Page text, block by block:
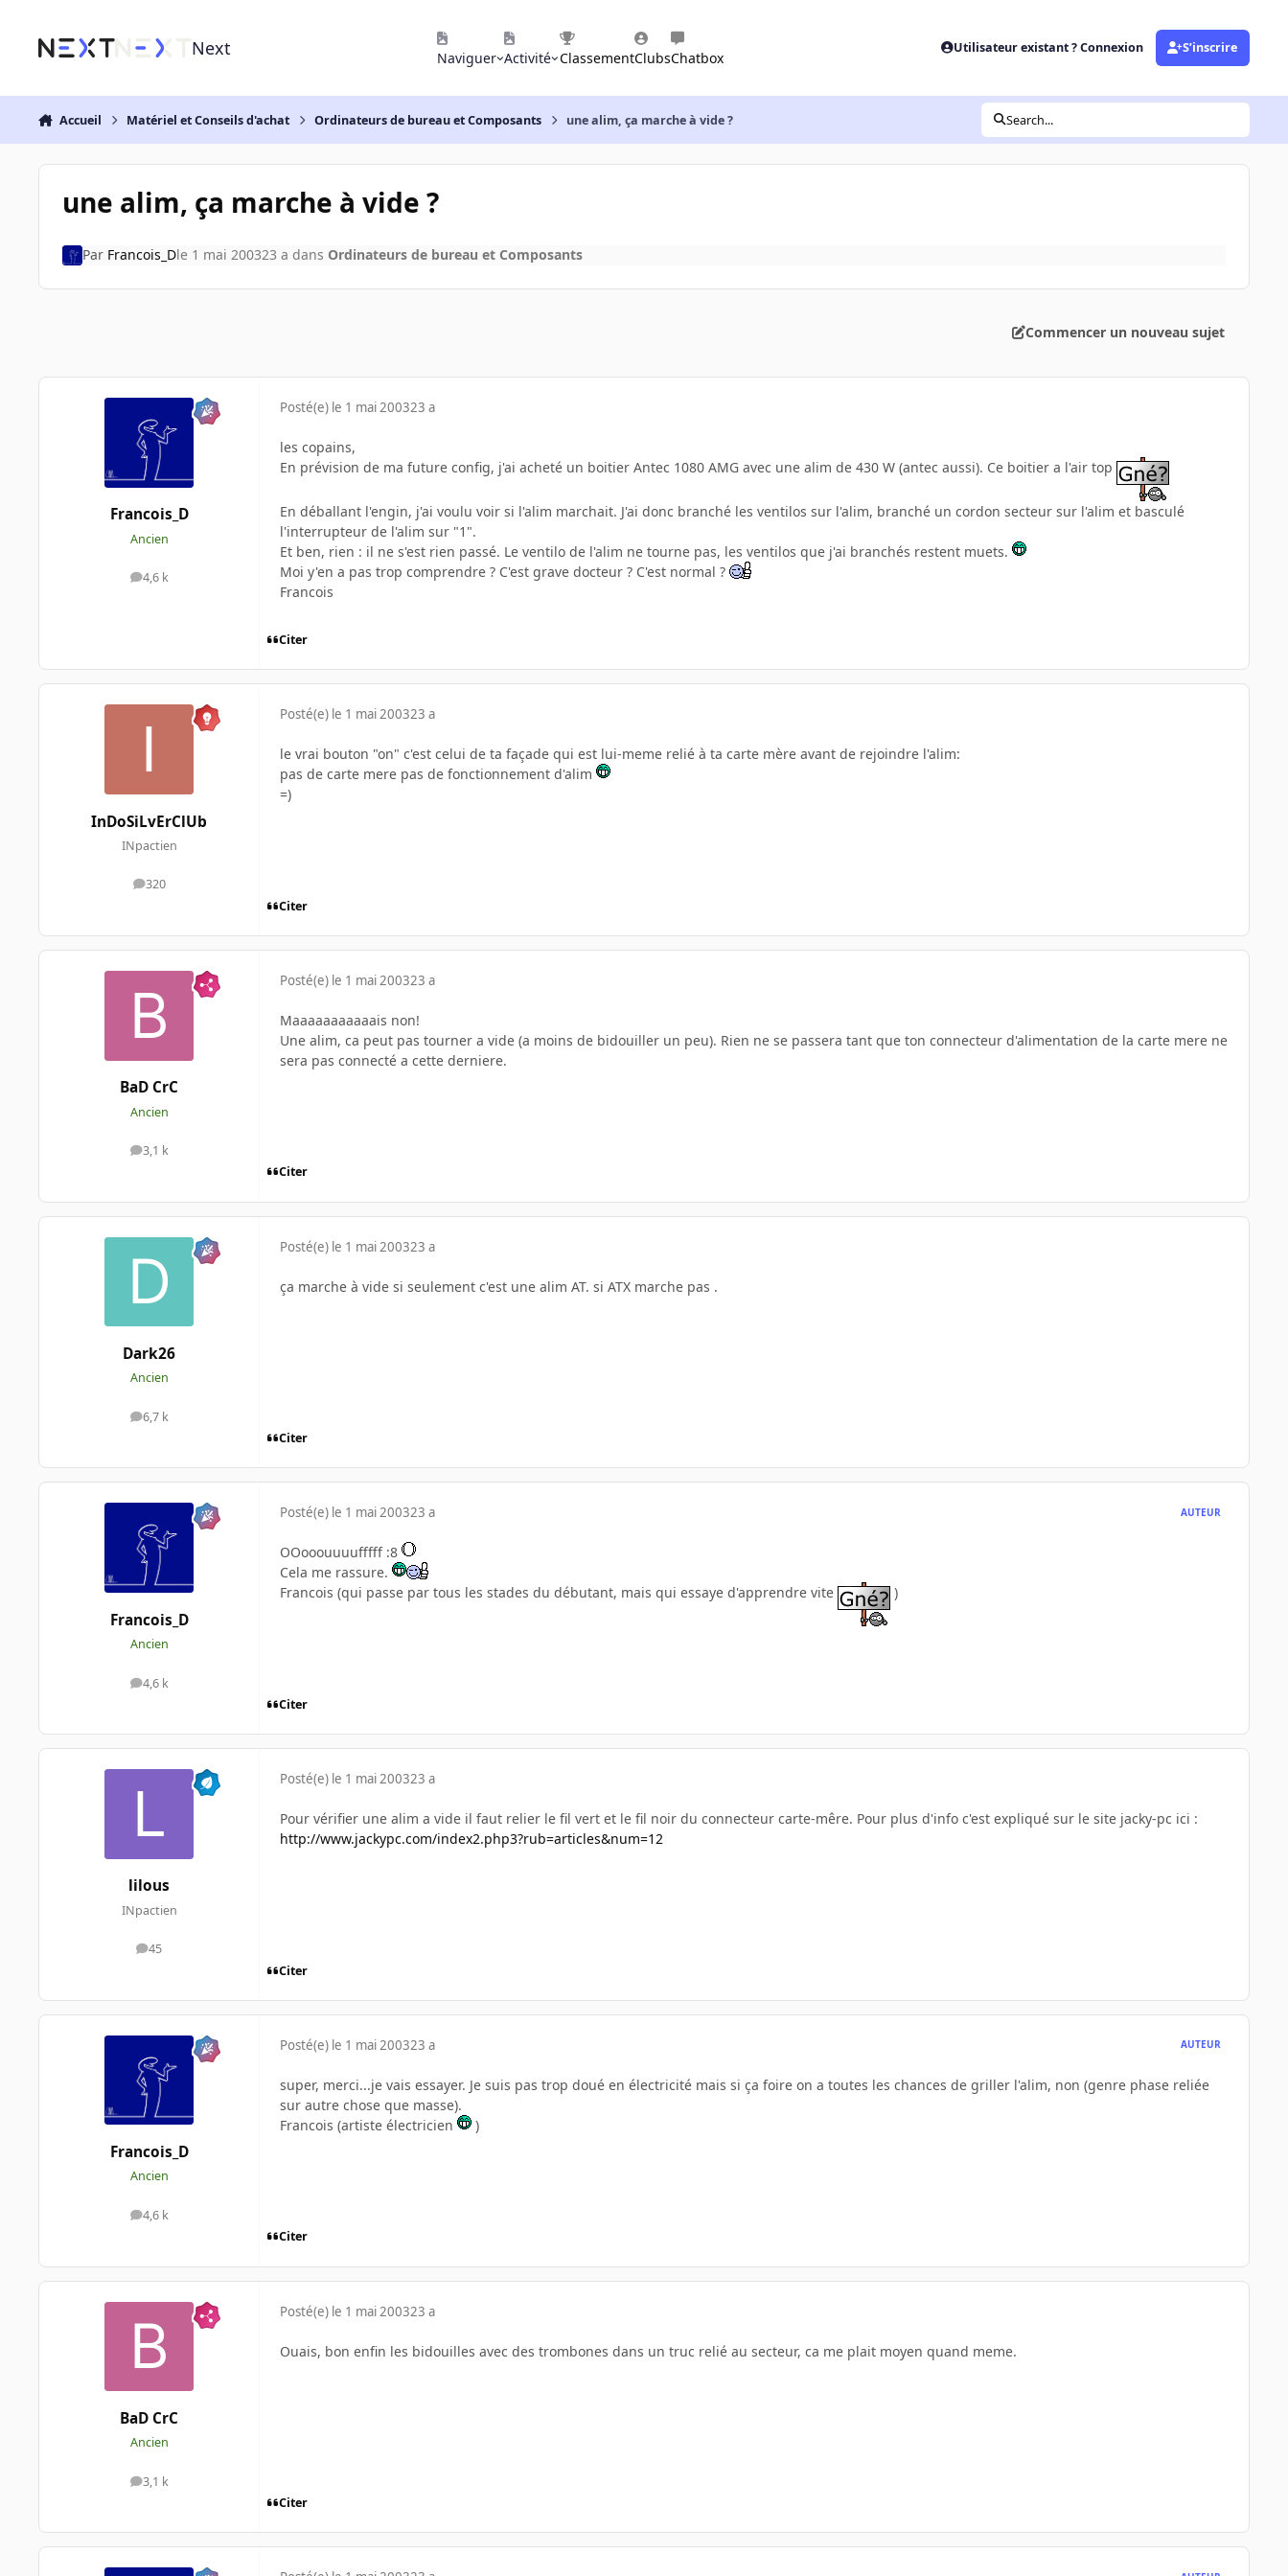
Next Naviguer Activité ClassementClubsChatbox
Utilisateur existant ? Connexion S’inscrire
Accueil Matériel et Conseils d'achat Ordinateurs de bureau et Composants une alim, ça marche à vide ? Search...
une alim, ça marche à vide ?
Par Francois_Dle 1 mai 200323 a dans Ordinateurs de bureau et Composants
Commencer un nouveau sujet
Francois_D
Ancien
4,6 k
messages
Posté(e) le 1 mai 200323 a
les copains,
En prévision de ma future config, j'ai acheté un boitier Antec 1080 AMG avec une alim de 430 W (antec aussi). Ce boitier a l'air top
En déballant l'engin, j'ai voulu voir si l'alim marchait. J'ai donc branché les ventilos sur l'alim, branché un cordon secteur sur l'alim et basculé
l'interrupteur de l'alim sur "1".
Et ben, rien : il ne s'est rien passé. Le ventilo de l'alim ne tourne pas, les ventilos que j'ai branchés restent muets.
Moi y'en a pas trop comprendre ? C'est grave docteur ? C'est normal ?
Francois
Citer
InDoSiLvErClUb
INpactien
320
messages
Posté(e) le 1 mai 200323 a
le vrai bouton "on" c'est celui de ta façade qui est lui-meme relié à ta carte mère avant de rejoindre l'alim:
pas de carte mere pas de fonctionnement d'alim
=)
Citer
BaD CrC
Ancien
3,1 k
messages
Posté(e) le 1 mai 200323 a
Maaaaaaaaaaais non!
Une alim, ca peut pas tourner a vide (a moins de bidouiller un peu). Rien ne se passera tant que ton connecteur d'alimentation de la carte mere ne
sera pas connecté a cette derniere.
Citer
Dark26
Ancien
6,7 k
messages
Posté(e) le 1 mai 200323 a
ça marche à vide si seulement c'est une alim AT. si ATX marche pas .
Citer
Francois_D
Ancien
4,6 k
messages
Posté(e) le 1 mai 200323 a AUTEUR
OOooouuuufffff :8
Cela me rassure.
Francois (qui passe par tous les stades du débutant, mais qui essaye d'apprendre vite
)
Citer
lilous
INpactien
45
messages
Posté(e) le 1 mai 200323 a
Pour vérifier une alim a vide il faut relier le fil vert et le fil noir du connecteur carte-mêre. Pour plus d'info c'est expliqué sur le site jacky-pc ici :
http://www.jackypc.com/index2.php3?rub=articles&num=12
Citer
Francois_D
Ancien
4,6 k
messages
Posté(e) le 1 mai 200323 a AUTEUR
super, merci...je vais essayer. Je suis pas trop doué en électricité mais si ça foire on a toutes les chances de griller l'alim, non (genre phase reliée
sur autre chose que masse).
Francois (artiste électricien
)
Citer
BaD CrC
Ancien
3,1 k
messages
Posté(e) le 1 mai 200323 a
Ouais, bon enfin les bidouilles avec des trombones dans un truc relié au secteur, ca me plait moyen quand meme.
Citer